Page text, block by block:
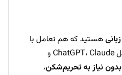
هستید که هم تعامل با
مدل‌های قدرتمند جهانی مثل ChatGPT، Claude و
بدون نیاز به تحریم‌شکن،